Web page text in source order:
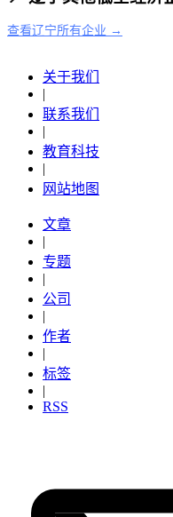
查看辽宁所有企业 →
关于我们
|
联系我们
|
教育科技
|
网站地图
文章
|
专题
|
公司
|
作者
|
标签
|
RSS